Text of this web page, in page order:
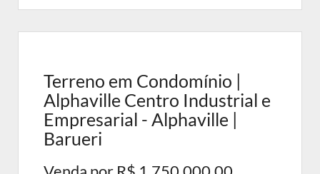
Terreno em Condomínio |
Alphaville Centro Industrial e
Empresarial - Alphaville |
Barueri